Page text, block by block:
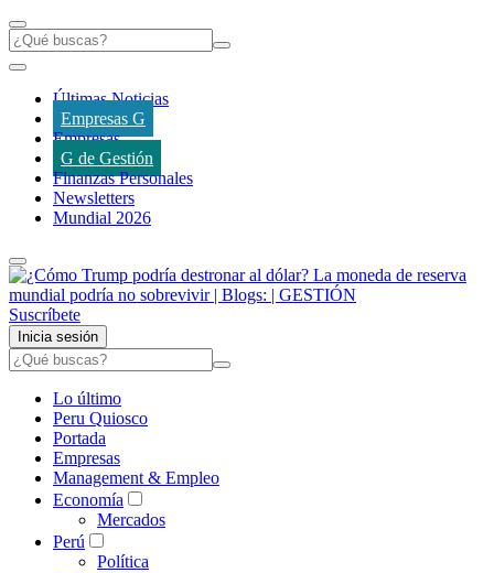
Últimas Noticias
Empresas G
Empresas
G de Gestión
Finanzas Personales
Newsletters
Mundial 2026
Suscríbete
Inicia sesión
Lo último
Peru Quiosco
Portada
Empresas
Management & Empleo
Economía
Mercados
Perú
Política